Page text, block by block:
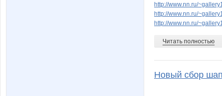
http://www.nn.ru/
http://www.nn.ru/
http://www.nn.ru/
Читать полностью
Новый сбор